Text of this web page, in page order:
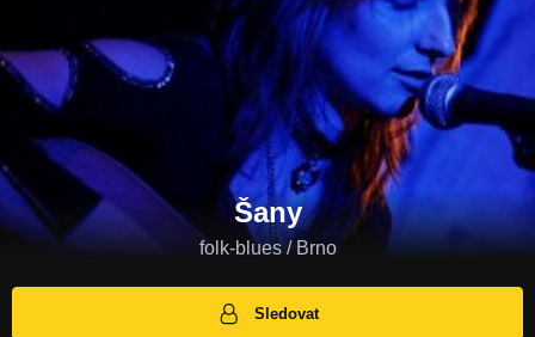
Šany
folk-blues / Brno
Sledovat